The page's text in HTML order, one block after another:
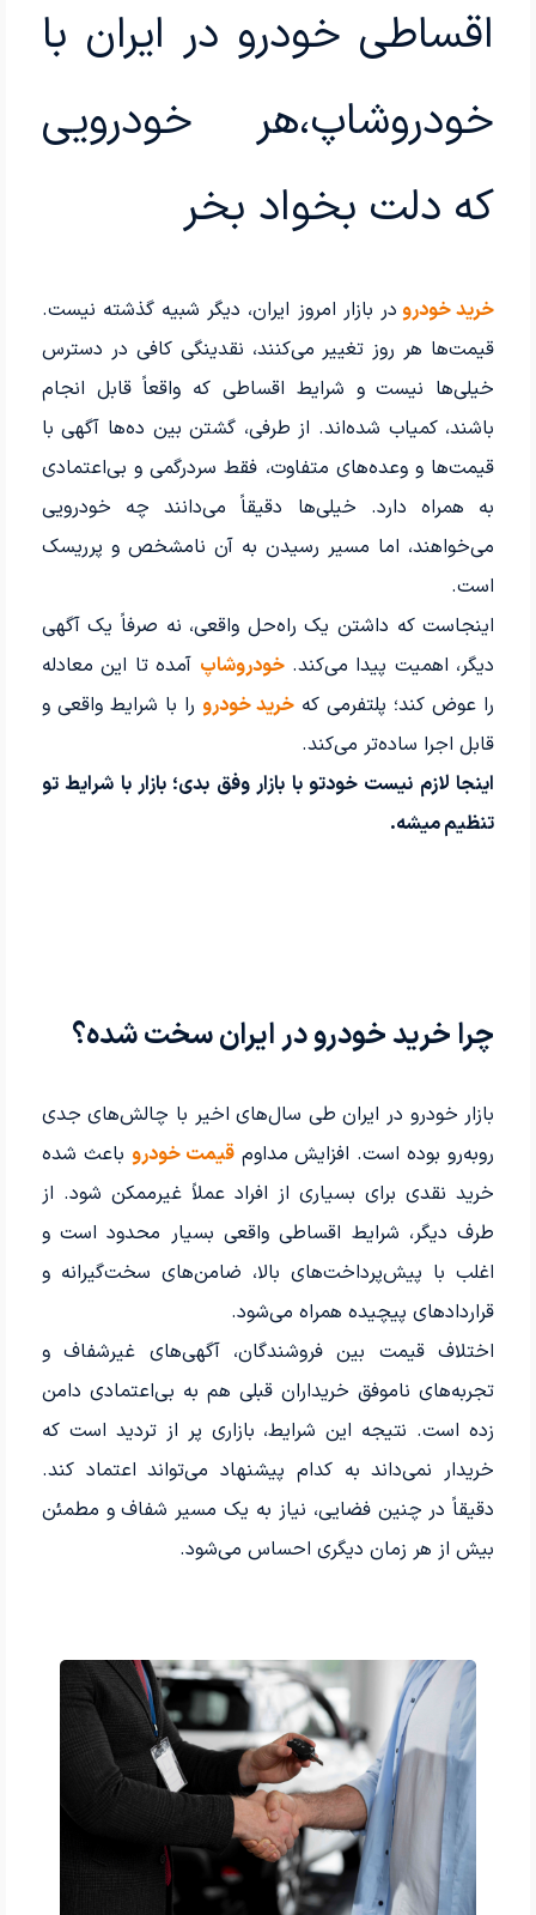
اقساطی خودرو در ایران با
خودروشاپ،هر خودرویی
که دلت بخواد بخر
خرید خودرو در بازار امروز ایران، دیگر شبیه گذشته نیست.
قیمت‌ها هر روز تغییر می‌کنند، نقدینگی کافی در دسترس
خیلی‌ها نیست و شرایط اقساطی که واقعاً قابل انجام
باشند، کمیاب شده‌اند. از طرفی، گشتن بین ده‌ها آگهی با
قیمت‌ها و وعده‌های متفاوت، فقط سردرگمی و بی‌اعتمادی
به همراه دارد. خیلی‌ها دقیقاً می‌دانند چه خودرویی
می‌خواهند، اما مسیر رسیدن به آن نامشخص و پرریسک
است.
اینجاست که داشتن یک راه‌حل واقعی، نه صرفاً یک آگهی
دیگر، اهمیت پیدا می‌کند.خودروشاپ آمده تا این معادله
را عوض کند؛ پلتفرمی که خرید خودرو را با شرایط واقعی و
قابل اجرا ساده‌تر می‌کند.
اینجا لازم نیست خودتو با بازار وفق بدی؛ بازار با شرایط تو
تنظیم میشه.
چرا خرید خودرو در ایران سخت شده؟
بازار خودرو در ایران طی سال‌های اخیر با چالش‌های جدی
روبه‌رو بوده است. افزایش مداومقیمت خودرو باعث شده
خرید نقدی برای بسیاری از افراد عملاً غیرممکن شود. از
طرف دیگر، شرایط اقساطی واقعی بسیار محدود است و
اغلب با پیش‌پرداخت‌های بالا، ضامن‌های سخت‌گیرانه و
قراردادهای پیچیده همراه می‌شود.
اختلاف قیمت بین فروشندگان، آگهی‌های غیرشفاف و
تجربه‌های ناموفق خریداران قبلی هم به بی‌اعتمادی دامن
زده است. نتیجه این شرایط، بازاری پر از تردید است که
خریدار نمی‌داند به کدام پیشنهاد می‌تواند اعتماد کند.
دقیقاً در چنین فضایی، نیاز به یک مسیر شفاف و مطمئن
بیش از هر زمان دیگری احساس می‌شود.